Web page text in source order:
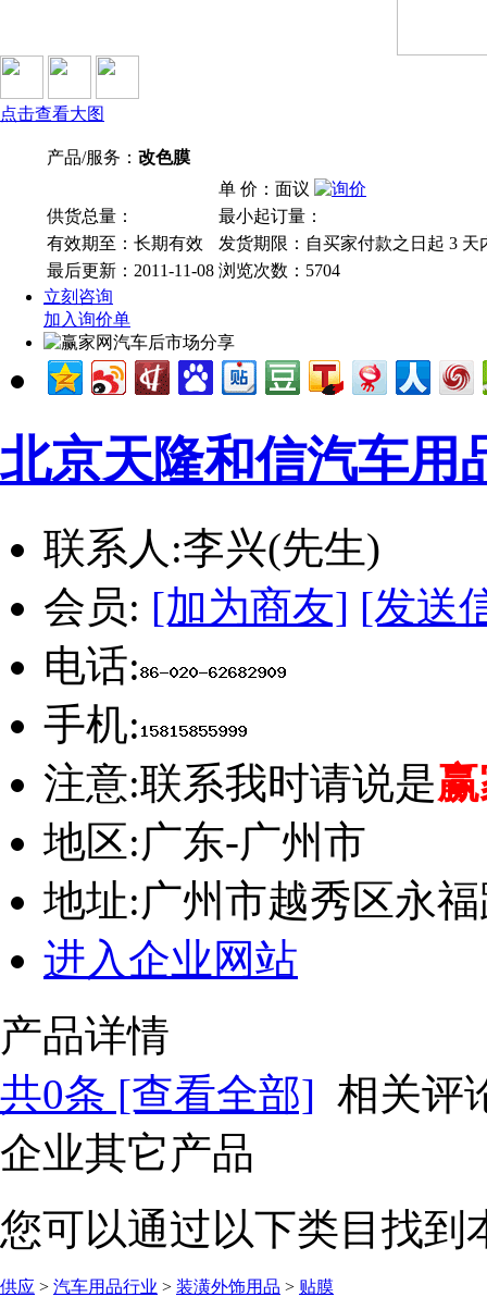
点击查看大图
产品/服务： 改色膜
单 价：面议
供货总量：
最小起订量：
有效期至：长期有效
发货期限：自买家付款之日起 3 天
最后更新：2011-11-08 浏览次数： 5704
立刻咨询
加入询价单
北京天隆和信汽车用
联系人:李兴(先生)
会员: [加为商友] [发送
电话:
手机:
注意:联系我时请说是
地区:广东-广州市
地址:广州市越秀区永
进入企业网站
产品详情
共0条 [查看全部] 相关评
企业其它产品
您可以通过以下类目找到
供应 > 汽车用品行业 > 装潢外饰用品 > 贴膜